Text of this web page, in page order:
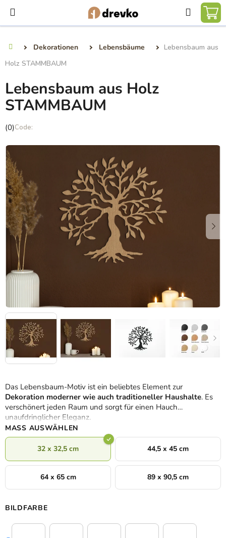
Inhalt
springen
Suchen
Dekorationen Lebensbäume
Lebensbaum aus
Holz STAMMBAUM
Das Lebensbaum-Motiv ist ein beliebtes Element zur
Dekoration moderner wie auch traditioneller Haushalte. Es
verschönert jeden Raum und sorgt für einen Hauch
unaufdringlicher Eleganz.
MASS AUSWÄHLEN
32 x 32,5 cm 44,5 x 45 cm
64 x 65 cm 89 x 90,5 cm
BILDFARBE
Lebensbaum aus Holz
STAMMBAUM
Die
Produktbewertung
ist
0,0
von
5
Sternen.
(0)